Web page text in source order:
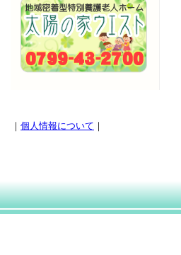
｜ 個人情報について ｜